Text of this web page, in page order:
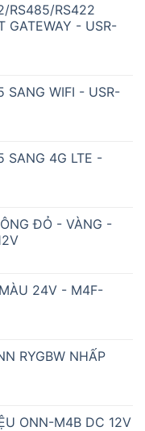
RS485/RS422
GATEWAY - USR-
SANG WIFI - USR-
SANG 4G LTE -
ĐỎ - VÀNG -
24V - M4F-
RYGBW NHẤP
ONN-M4B DC 12V